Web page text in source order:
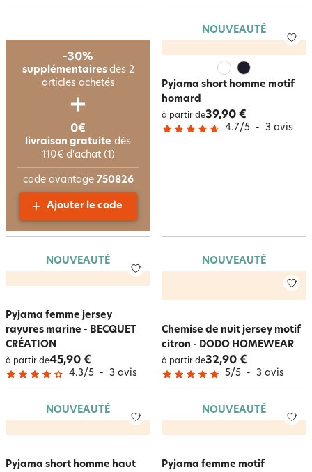
NOUVEAUTÉ
Pyjama short homme motif
homard
à partir de39,90 €
4.7/5 - 3 avis
NOUVEAUTÉ
Pyjama femme jersey
rayures marine - BECQUET
CRÉATION
à partir de45,90 €
4.3/5 - 3 avis
NOUVEAUTÉ
Chemise de nuit jersey motif
citron - DODO HOMEWEAR
à partir de32,90 €
5/5 - 3 avis
NOUVEAUTÉ
Pyjama short homme haut
NOUVEAUTÉ
Pyjama femme motif
-30%
supplémentaires dès 2
articles achetés
0€
livraison gratuite dès
110€ d'achat (1)
code avantage 750826
Ajouter le code